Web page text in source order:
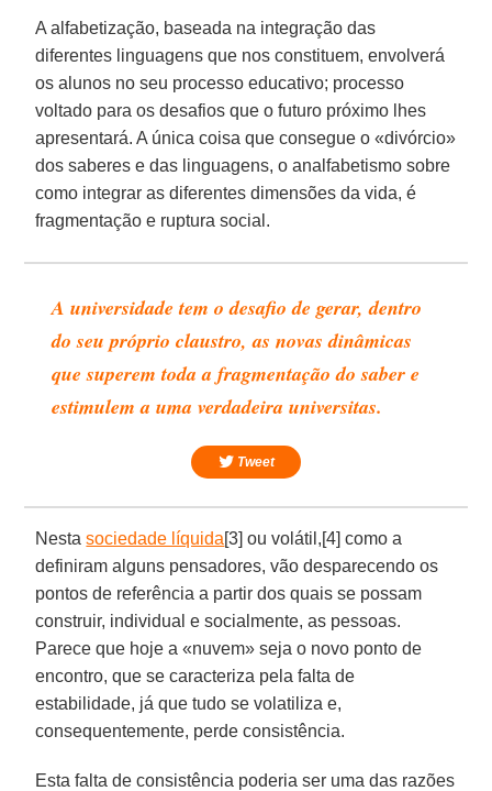
A alfabetização, baseada na integração das
diferentes linguagens que nos constituem, envolverá
os alunos no seu processo educativo; processo
voltado para os desafios que o futuro próximo lhes
apresentará. A única coisa que consegue o «divórcio»
dos saberes e das linguagens, o analfabetismo sobre
como integrar as diferentes dimensões da vida, é
fragmentação e ruptura social.
A universidade tem o desafio de gerar, dentro
do seu próprio claustro, as novas dinâmicas
que superem toda a fragmentação do saber e
estimulem a uma verdadeira universitas.
Tweet
Nestasociedade líquida[3] ou volátil,[4] como a
definiram alguns pensadores, vão desparecendo os
pontos de referência a partir dos quais se possam
construir, individual e socialmente, as pessoas.
Parece que hoje a «nuvem» seja o novo ponto de
encontro, que se caracteriza pela falta de
estabilidade, já que tudo se volatiliza e,
consequentemente, perde consistência.
Esta falta de consistência poderia ser uma das razões